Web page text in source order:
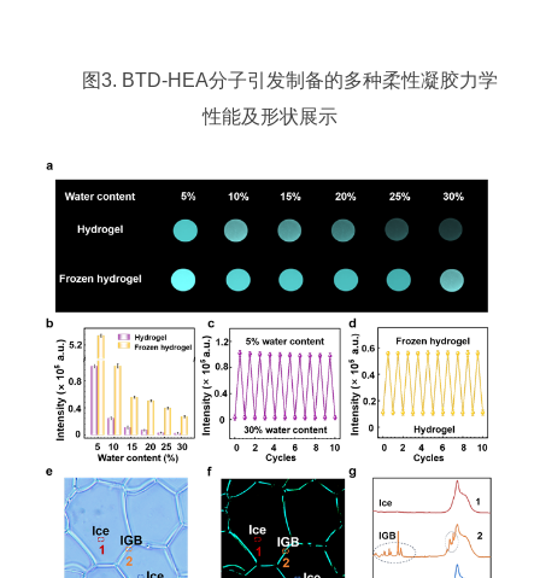
图3. BTD-HEA分子引发制备的多种柔性凝胶力学
性能及形状展示